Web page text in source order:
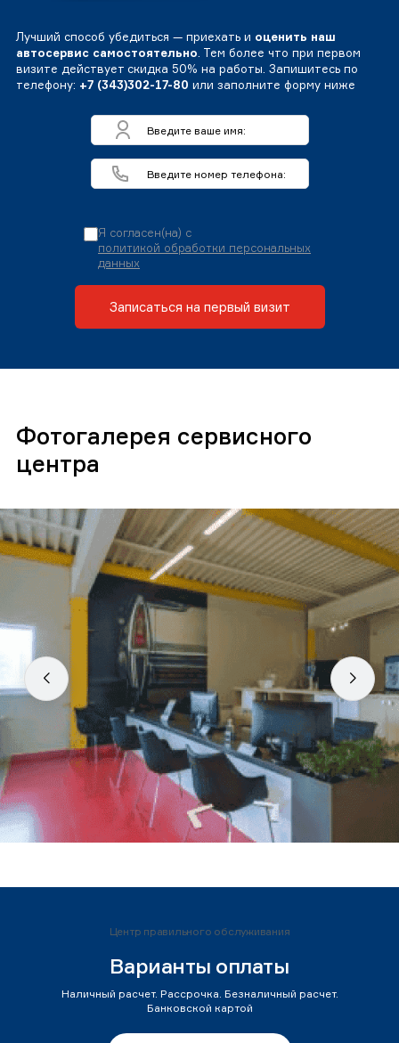
Лучший способ убедиться — приехать и оценить наш
автосервис самостоятельно. Тем более что при первом
визите действует скидка 50% на работы. Запишитесь по
телефону: +7 (343)302-17-80 или заполните форму ниже
Я согласен(на) с
политикой обработки персональных
данных
Записаться на первый визит
Фотогалерея сервисного
центра
Центр правильного обслуживания
Варианты оплаты
Наличный расчет. Рассрочка. Безналичный расчет.
Банковской картой